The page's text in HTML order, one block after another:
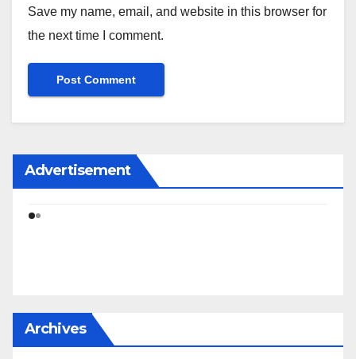
Save my name, email, and website in this browser for
the next time I comment.
Advertisement
Archives